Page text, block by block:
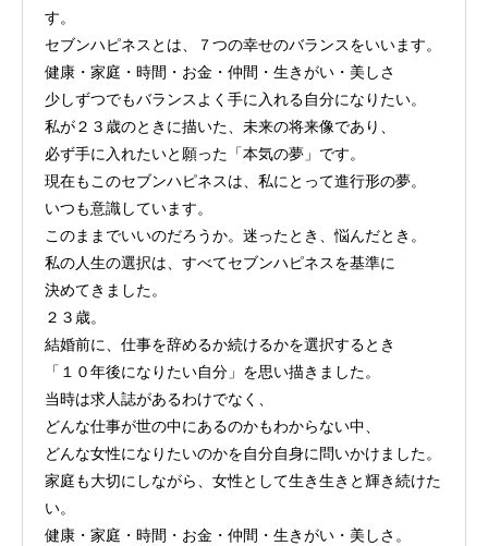
す。
セブンハピネスとは、７つの幸せのバランスをいいます。
健康・家庭・時間・お金・仲間・生きがい・美しさ
少しずつでもバランスよく手に入れる自分になりたい。
私が２３歳のときに描いた、未来の将来像であり、
必ず手に入れたいと願った「本気の夢」です。
現在もこのセブンハピネスは、私にとって進行形の夢。
いつも意識しています。
このままでいいのだろうか。迷ったとき、悩んだとき。
私の人生の選択は、すべてセブンハピネスを基準に
決めてきました。
２３歳。
結婚前に、仕事を辞めるか続けるかを選択するとき
「１０年後になりたい自分」を思い描きました。
当時は求人誌があるわけでなく、
どんな仕事が世の中にあるのかもわからない中、
どんな女性になりたいのかを自分自身に問いかけました。
家庭も大切にしながら、女性として生き生きと輝き続けた
い。
健康・家庭・時間・お金・仲間・生きがい・美しさ。